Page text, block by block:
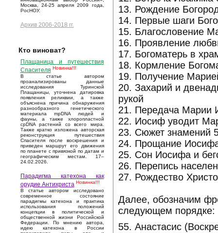
Москва, 24-25 апреля 2009 года,
РосНОУ.
Архив 2006-2018 гг.
Кто виноват?
Плащаница и путешествия
Спасителя Новинка!!!
В статье автором
проанализированы данные
исследования Туринской
Плащаницы, уточнена датировка
появления реликвии, а также
объяснена причина обнаружения
разнообразного генетического
материала mpDNA людей и
фауны, а также хлоропластной
cpDNA растений со всего мира.
Также кратко изложена авторская
реконструкция путешествия
Спасителя после воскрешения и
приведен маршрут его движения
по планете с привязкой по датам и
географическим местам. 17–
24.02.2026.
Парадигма катехона как
орудие Антихриста Новинка!!!
В статье автором исследовано
современное состояние
парадигмы катехона и практика
использования положений
концепции в политической и
общественной жизни Российской
Федерации. По мнению автора,
идею катехона в России
13. Рождение
14. Первые шаги
15. Благословение
16. Проявление
17. Богоматерь в
18. Кормление
19. Получение
20. Захарий и
рукой
21. Передача Марии
22. Иосиф уводит
23. Сюжет знамений
24. Прощание
25. Сон Иосифа и
26. Перепись
27. Рождество
Далее, обозначим
следующем порядке:
55. Анастасис